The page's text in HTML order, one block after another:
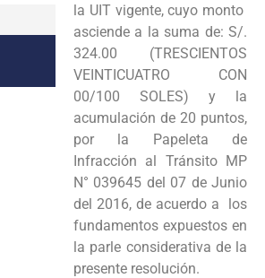
la UIT vigente, cuyo monto
asciende a la suma de: S/.
324.00 (TRESCIENTOS
VEINTICUATRO CON
00/100 SOLES) y la
acumulación de 20 puntos,
por la Papeleta de
Infracción al Tránsito MP
N° 039645 del 07 de Junio
del 2016, de acuerdo a los
fundamentos expuestos en
la parle considerativa de la
presente resolución.